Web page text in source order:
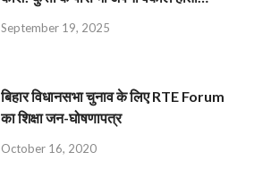
September 19, 2025
बिहार विधानसभा चुनाव के लिए RTE Forum
का शिक्षा जन-घोषणापत्र
October 16, 2020